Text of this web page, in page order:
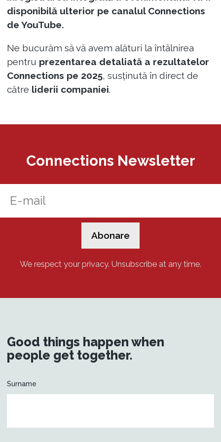
disponibilă ulterior pe canalul Connections
de YouTube.
Ne bucurăm să vă avem alături la întâlnirea
pentru prezentarea detaliată a rezultatelor
Connections pe 2025, susținută în direct de
către liderii companiei.
Connections Newsletter
We respect your privacy. Unsubscribe at any time.
Good things happen when
people get together.
Surname